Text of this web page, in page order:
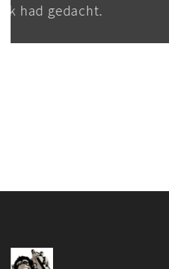
enorm blij en ze